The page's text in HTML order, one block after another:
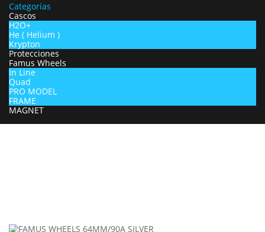
Categorías
Cascos
H2O+
He ( Helium )
Krypton
Protecciones
Famus Wheels
In Line
Quad
PRO MODEL
FRAME
MAGNET